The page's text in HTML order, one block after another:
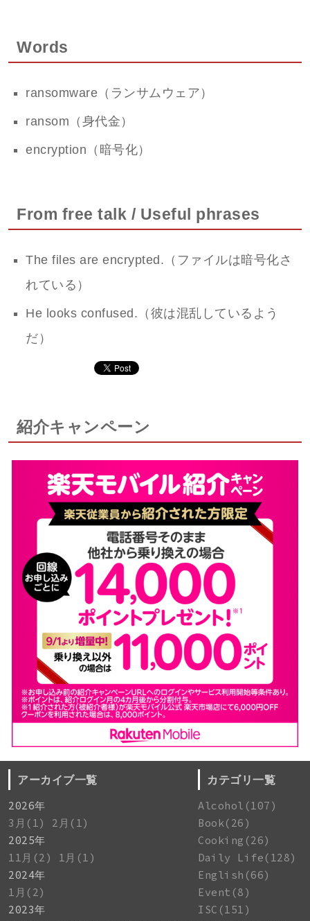
Words
ransomware（ランサムウェア）
ransom（身代金）
encryption（暗号化）
From free talk / Useful phrases
The files are encrypted.（ファイルは暗号化さ
れている）
He looks confused.（彼は混乱しているよう
だ）
紹介キャンペーン
アーカイブ一覧
2026年
3月(1)
2月(1)
2025年
11月(2)
1月(1)
2024年
1月(2)
2023年
カテゴリ一覧
Alcohol(107)
Book(26)
Cooking(26)
Daily Life(128)
English(66)
Event(8)
ISC(151)